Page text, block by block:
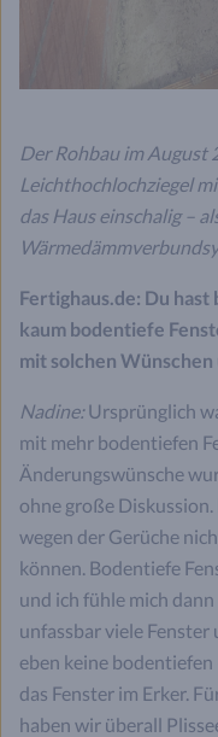
Der Rohbau im August
Leichthochlochziegel
das Haus einschalig –
Fertighaus.de: Du
kaum bodentiefe
mit solchen Wünschen
Nadine:Ursprünglich
mit mehr bodentiefen
Änderungswünsche
ohne große
wegen der Gerüche
können. Bodentiefe
und ich fühle mich
unfassbar viele
eben keine
das Fenster im Erker.
haben wir überall